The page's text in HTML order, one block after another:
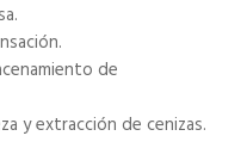
de
y extracción de cenizas.